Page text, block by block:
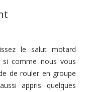
le salut motard
si comme nous vous
de rouler en groupe
appris quelques